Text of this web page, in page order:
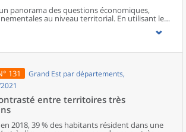
salariés pourraient également être plus
protections plus limitées qu’offre ce statut.
panorama des questions économiques,
au niveau territorial. En utilisant les
en France, sur les forces et faiblesses des
131
Grand Est par départements,
entre territoires très
2018, 39 % des habitants résident dans une